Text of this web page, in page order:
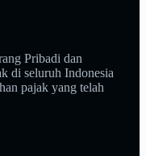
Pribadi dan
di seluruh Indonesia
pajak yang telah